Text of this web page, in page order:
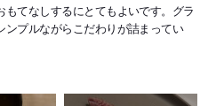
てなしするにとてもよいです。グラ
プルながらこだわりが詰まってい